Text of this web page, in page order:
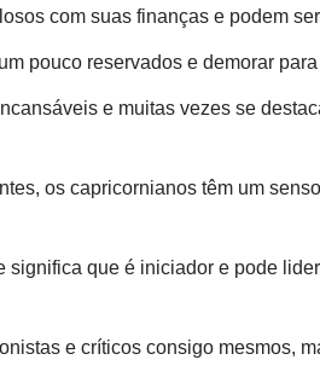
com suas finanças e podem
pouco reservados e demorar
e muitas vezes se
os capricornianos têm um
que é iniciador e pode
e críticos consigo mesmos,